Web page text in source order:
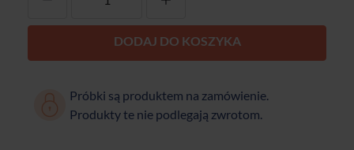
DODAJ DO KOSZYKA
Próbki są produktem na zamówienie.
Produkty te nie podlegają zwrotom.